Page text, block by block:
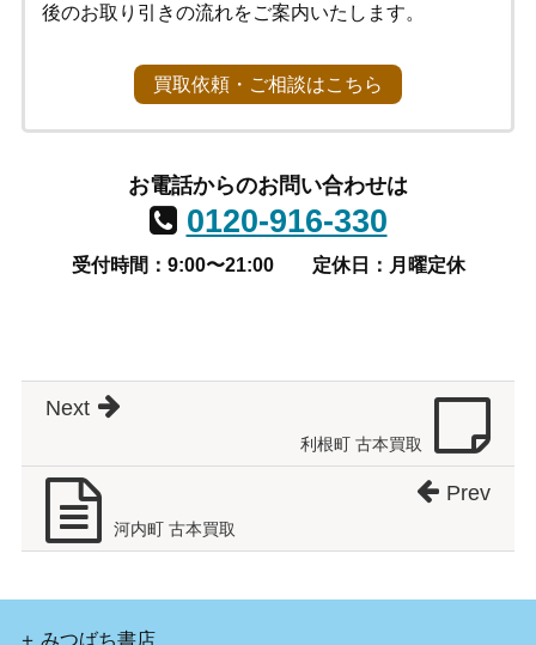
後のお取り引きの流れをご案内いたします。
買取依頼・ご相談はこちら
お電話からのお問い合わせは
0120-916-330
受付時間：9:00〜21:00 定休日：月曜定休
利根町 古本買取
Next
河内町 古本買取
Prev
みつばち書店